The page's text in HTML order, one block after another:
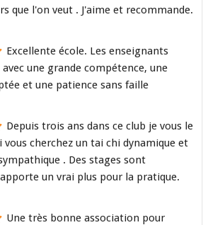
que l'on veut . J'aime et recommande.
Excellente école. Les enseignants
une grande compétence, une
et une patience sans faille
Depuis trois ans dans ce club je vous le
vous cherchez un tai chi dynamique et
. Des stages sont
un vrai plus pour la pratique.
Une très bonne association pour